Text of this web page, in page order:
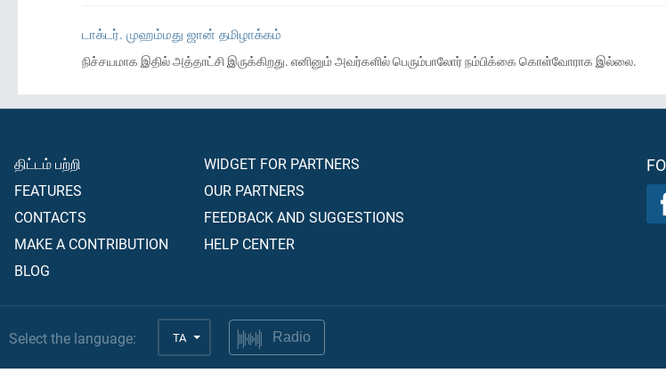
டாக்டர். முஹம்மது ஜான் தமிழாக்கம்
நிச்சயமாக இதில் அத்தாட்சி இருக்கிறது. எனினும் அவர்களில் பெரும்பாலோர் நம்பிக்கை கொள்வோராக இல்லை.
திட்டம் பற்றி
FEATURES
CONTACTS
MAKE A CONTRIBUTION
BLOG
WIDGET FOR PARTNERS
OUR PARTNERS
FEEDBACK AND SUGGESTIONS
HELP CENTER
Select the language: TA Radio